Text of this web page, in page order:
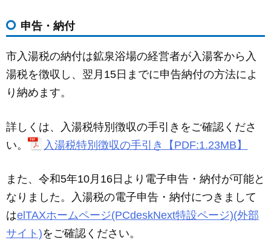
申告・納付
市入湯税の納付は鉱泉浴場の経営者が入湯客から入
湯税を徴収し、翌月15日までに申告納付の方法によ
り納めます。
詳しくは、入湯税特別徴収の手引きをご確認くださ
い。
入湯税特別徴収の手引き【PDF:1.23MB】
また、令和5年10月16日より電子申告・納付が可能と
なりました。入湯税の電子申告・納付につきまして
はelTAXホームページ(PCdeskNext特設ページ)(外部
サイト)をご確認ください。